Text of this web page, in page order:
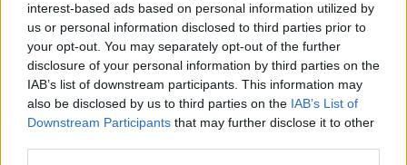
interest-based ads based on personal information utilized by
us or personal information disclosed to third parties prior to
your opt-out. You may separately opt-out of the further
disclosure of your personal information by third parties on the
IAB’s list of downstream participants. This information may
also be disclosed by us to third parties on the IAB’s List of
Downstream Participants that may further disclose it to other